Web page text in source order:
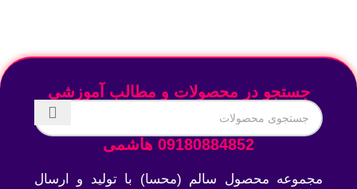
جستجو در محصولات و مطالب آموزشی
09180884852 هاشمی
مجموعه محصول سالم (محسا) با تولید و ارسال